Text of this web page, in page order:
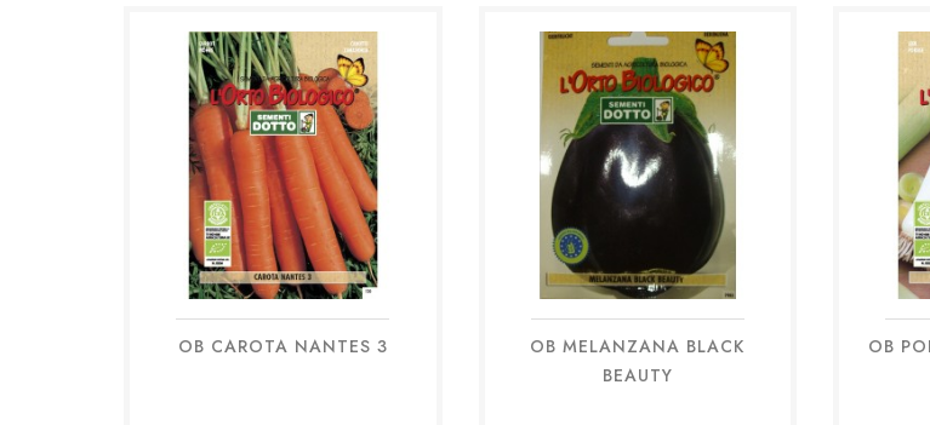
OB CAROTA NANTES 3
Anteprima
OB MELANZANA BLACK
BEAUTY
Anteprima
OB